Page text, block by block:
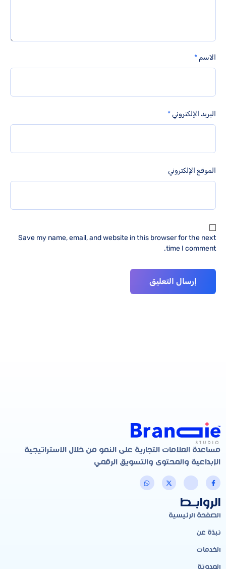
الاسم *
البريد الإلكتروني*
الموقع الإلكتروني
Save my name, email, and website in this browser for the next
time I comment.
مساعدة العلامات التجارية على النمو من خلال الاستراتيجية
الإبداعية والمحتوى والتسويق الرقمي
الروابـط
الصفحة الرئيسية
نبذة عن
الخدمات
المدونة